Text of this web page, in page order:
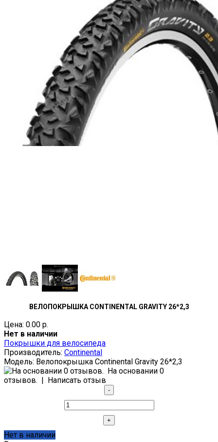
ВЕЛОПОКРЫШКА CONTINENTAL GRAVITY 26*2,3
Цена: 0.00 р.
Нет в наличии
Покрышки для велосипеда
Производитель: Continental
Модель: Велопокрышка Continental Gravity 26*2,3
На основании 0
отзывов.
Написать отзыв
Нет в наличии